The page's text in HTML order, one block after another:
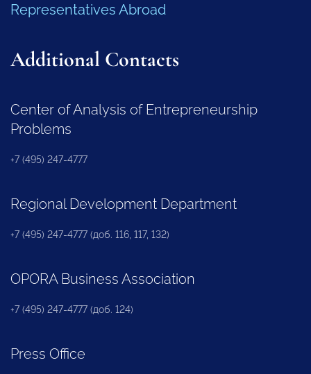
Representatives Abroad
Additional Contacts
Center of Analysis of Entrepreneurship
Problems
+7 (495) 247-4777
Regional Development Department
+7 (495) 247-4777 (доб. 116, 117, 132)
OPORA Business Association
+7 (495) 247-4777 (доб. 124)
Press Office